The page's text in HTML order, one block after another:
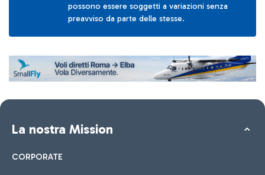
possono essere soggetti a variazioni senza
preavviso da parte delle stesse.
La nostra Mission
CORPORATE